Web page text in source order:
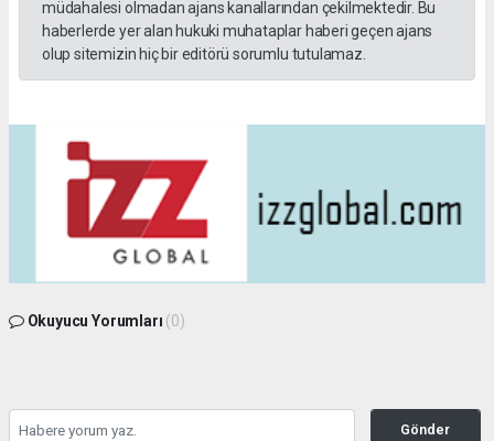
müdahalesi olmadan ajans kanallarından çekilmektedir. Bu
haberlerde yer alan hukuki muhataplar haberi geçen ajans
olup sitemizin hiç bir editörü sorumlu tutulamaz.
Okuyucu Yorumları (0)
Gönder